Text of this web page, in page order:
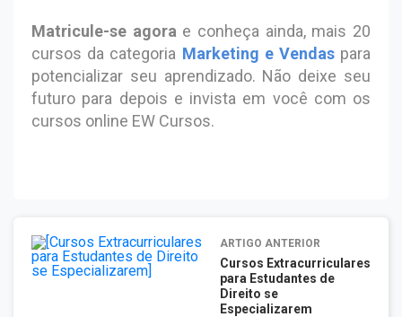
Matricule-se agora e conheça ainda, mais 20
cursos da categoria Marketing e Vendaspara
potencializar seu aprendizado. Não deixe seu
futuro para depois e invista em você com os
cursos online EW Cursos.
ARTIGO ANTERIOR
Cursos Extracurriculares
para Estudantes de
Direito se
Especializarem